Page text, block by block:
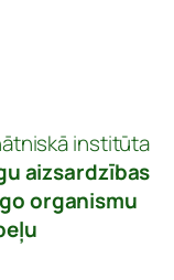
institūta
aizsardzības
organismu